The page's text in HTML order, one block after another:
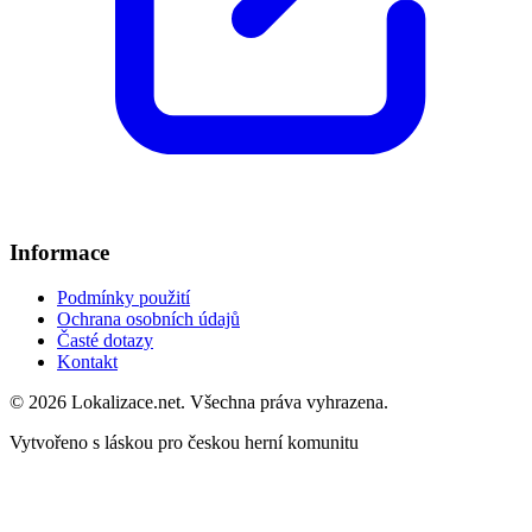
Informace
Podmínky použití
Ochrana osobních údajů
Časté dotazy
Kontakt
© 2026 Lokalizace.net. Všechna práva vyhrazena.
Vytvořeno s láskou pro českou herní komunitu